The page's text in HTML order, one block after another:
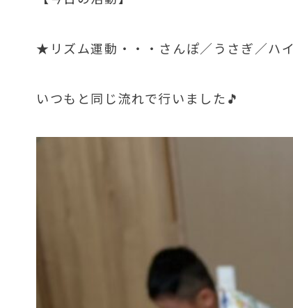
★リズム運動・・・さんぽ／うさぎ／ハ
いつもと同じ流れで行いました🎵